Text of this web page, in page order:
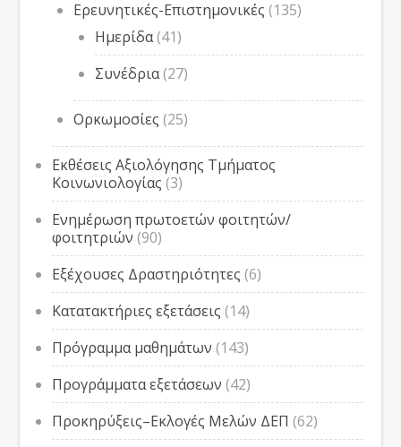
Ερευνητικές-Επιστημονικές (135)
Ημερίδα(41)
Συνέδρια(27)
Ορκωμοσίες (25)
Εκθέσεις Αξιολόγησης Τμήματος
Κοινωνιολογίας (3)
Ενημέρωση πρωτοετών φοιτητών/
φοιτητριών (90)
Εξέχουσες Δραστηριότητες (6)
Κατατακτήριες εξετάσεις (14)
Πρόγραμμα μαθημάτων (143)
Προγράμματα εξετάσεων (42)
Προκηρύξεις–Εκλογές Μελών ΔΕΠ (62)